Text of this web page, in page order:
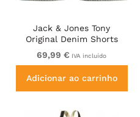
Jack & Jones Tony
Original Denim Shorts
Grey
69,99 € IVA incluído
Adicionar ao carrinho